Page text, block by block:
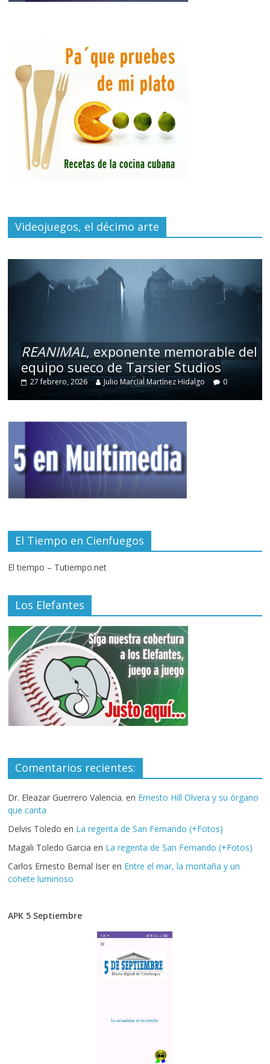
Videojuegos, el décimo arte
REANIMAL, exponente memorable del
equipo sueco de Tarsier Studios
27 febrero, 2026 Julio Marcial Martínez Hidalgo 0
El Tiempo en Cienfuegos
El tiempo – Tutiempo.net
Los Elefantes
Comentarios recientes:
Dr. Eleazar Guerrero Valencia. en Ernesto Hill Olvera y su órgano
que canta
Delvis Toledo en La regenta de San Fernando (+Fotos)
Magali Toledo Garcia en La regenta de San Fernando (+Fotos)
Carlos Ernesto Bernal Iser en Entre el mar, la montaña y un
cohete luminoso
APK 5 Septiembre